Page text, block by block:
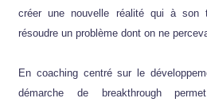
créer une nouvelle réalité qui à son
résoudre un problème dont on ne
En coaching centré sur le
démarche de breakthrough